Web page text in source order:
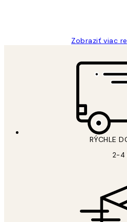
Zobraziť viac
RÝCHLE
2-4